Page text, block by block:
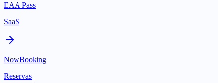
EAA Pass
SaaS
NowBooking
Reservas